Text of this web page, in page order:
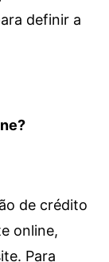
definir a
de crédito
online,
Para